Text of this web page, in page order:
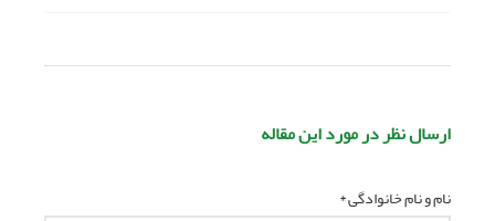
ارسال نظر در مورد این مقاله
نام و نام خانوادگی *